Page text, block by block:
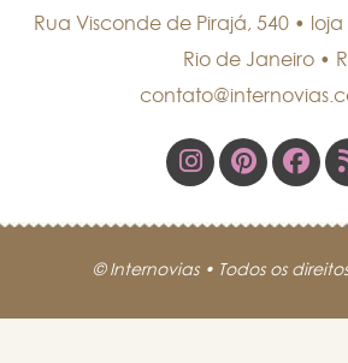
Rua Visconde de Pirajá, 540 •
Rio de Janeiro•
© Internovias • Todos os